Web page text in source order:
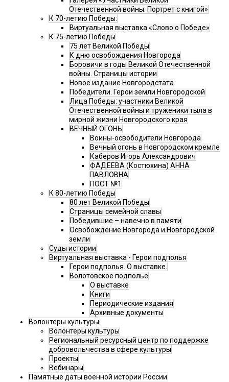
Отечественной войны: Портрет с книгой»
К 70-летию Победы:
Виртуальная выставка «Слово о Победе»
К 75-летию Победы
75 лет Великой Победы
К дню освобождения Новгорода
Боровичи в годы Великой Отечественной
войны. Страницы истории
Новое издание Новгородстата
Победители. Герои земли Новгородской
Лица Победы: участники Великой
Отечественной войны и труженики тыла в
мирной жизни Новгородского края
ВЕЧНЫЙ ОГОНЬ
Воины-освободители Новгорода
Вечный огонь в Новгородском кремле
Каберов Игорь Александрович
ФАДЕЕВА (Костюхина) АННА
ПАВЛОВНА
ПОСТ №1
К 80-летию Победы
80 лет Великой Победы
Страницы семейной славы
Победившие – навечно в памяти
Освобождение Новгорода и Новгородской
земли
Суды истории
Виртуальная выставка - Герои подполья
Герои подполья. О выставке.
Волотовское подполье
О выставке
Книги
Периодические издания
Архивные документы
Волонтеры культуры
Волонтеры культуры
Региональный ресурсный центр по поддержке
добровольчества в сфере культуры
Проекты
Вебинары
Памятные даты военной истории России